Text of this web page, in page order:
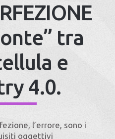
tra
e
4.0.
l’errore, sono i
oggettivi